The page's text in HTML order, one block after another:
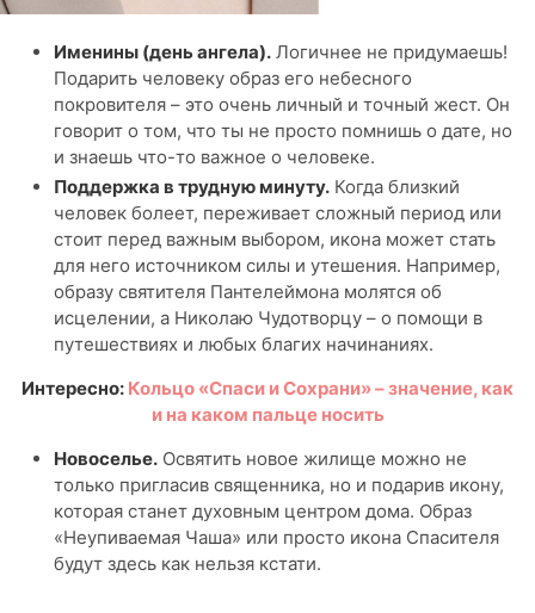
Именины (день ангела). Логичнее не придумаешь!
Подарить человеку образ его небесного
покровителя – это очень личный и точный жест. Он
говорит о том, что ты не просто помнишь о дате, но
и знаешь что-то важное о человеке.
Поддержка в трудную минуту. Когда близкий
человек болеет, переживает сложный период или
стоит перед важным выбором, икона может стать
для него источником силы и утешения. Например,
образу святителя Пантелеймона молятся об
исцелении, а Николаю Чудотворцу – о помощи в
путешествиях и любых благих начинаниях.
Интересно: Кольцо «Спаси и Сохрани» – значение, как
и на каком пальце носить
Новоселье. Освятить новое жилище можно не
только пригласив священника, но и подарив икону,
которая станет духовным центром дома. Образ
«Неупиваемая Чаша» или просто икона Спасителя
будут здесь как нельзя кстати.